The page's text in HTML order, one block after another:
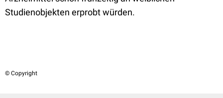
Studienobjekten erprobt würden.
© Copyright